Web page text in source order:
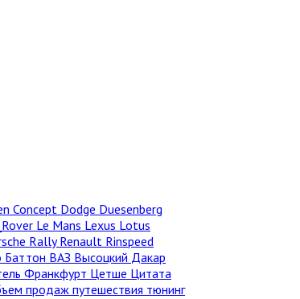
Concept Dodge Duesenberg
Le Mans Lexus Lotus
RallyRenault Rinspeed
Баттон ВАЗ Высоцкий Дакар
Франкфурт Цетше Цитата
продаж путешествия тюнинг